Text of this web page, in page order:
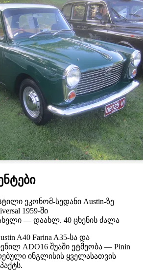
ეკონომ-სედანი Austin-ზე
1959-ში
— დაახლ. 40 ცხენის ძალა
A40 Farina A35-სა და
ADO16 შუაში ეტმეობა — Pinin
ინგლისის ყველასათვის